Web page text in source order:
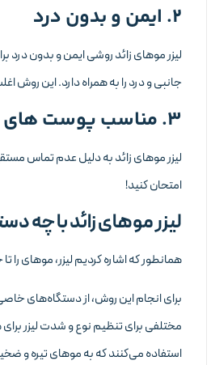
2. ایمن و بدون درد
لیزر موهای زائد روشی ایمن و بدون درد
جانبی و درد را به همراه دارد. این روش
3. مناسب پوست های حساس
لیزر موهای زائد به دلیل عدم تماس
امتحان کنید!
لیزر موهای زائد با چه
همانطور که اشاره کردیم لیزر، موهای
برای انجام این روش، از دستگاه‌های
مختلفی برای تنظیم نوع و شدت لیزر
استفاده می‌کنند که به موهای تیره و